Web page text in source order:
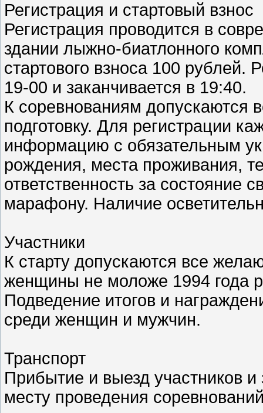
Регистрация и стартовый взнос
Регистрация проводится в
здании лыжно-биатлонного
стартового взноса 100 рублей.
19-00 и заканчивается в 19:40.
К соревнованиям
подготовку. Для регистрации
информацию с обязательным
рождения, места проживания,
ответственность за состояние
марафону. Наличие
Участники
К старту допускаются все
женщины не моложе 1994 года
Подведение итогов и
среди женщин и мужчин.
Транспорт
Прибытие и выезд участников и
месту проведения